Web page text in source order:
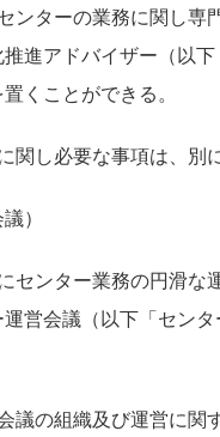
ターの業務に関し専
進アドバイザー（以
くことができる。
し必要な事項は、別に
）
ンター業務の円滑な
営会議（以下「センタ
の組織及び運営に関